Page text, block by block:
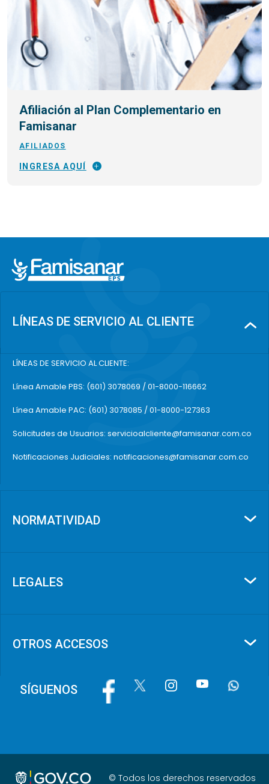
Afiliación al Plan Complementario en
Famisanar
AFILIADOS
INGRESA AQUÍ
LÍNEAS DE SERVICIO AL CLIENTE
LÍNEAS DE SERVICIO AL CLIENTE:
Línea Amable PBS: (601) 3078069 / 01-8000-116662
Línea Amable PAC: (601) 3078085 / 01-8000-127363
Solicitudes de Usuarios: servicioalcliente@famisanar.com.co
Notificaciones Judiciales: notificaciones@famisanar.com.co
NORMATIVIDAD
LEGALES
OTROS ACCESOS
SÍGUENOS Image Image Image Image Image
© Todos los derechos reservados